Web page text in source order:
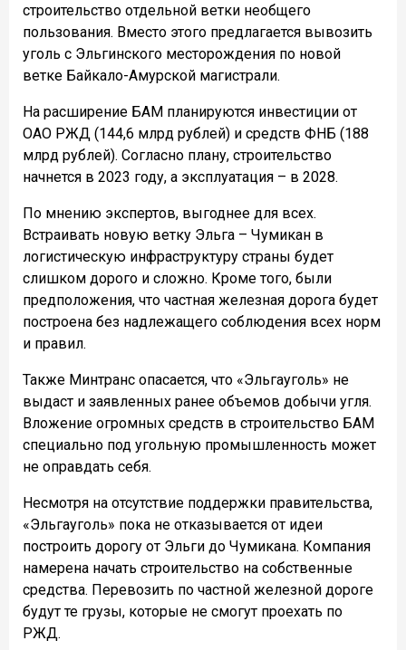
строительство отдельной ветки необщего
пользования. Вместо этого предлагается вывозить
уголь с Эльгинского месторождения по новой
ветке Байкало-Амурской магистрали.
На расширение БАМ планируются инвестиции от
ОАО РЖД (144,6 млрд рублей) и средств ФНБ (188
млрд рублей). Согласно плану, строительство
начнется в 2023 году, а эксплуатация – в 2028.
По мнению экспертов, выгоднее для всех.
Встраивать новую ветку Эльга – Чумикан в
логистическую инфраструктуру страны будет
слишком дорого и сложно. Кроме того, были
предположения, что частная железная дорога будет
построена без надлежащего соблюдения всех норм
и правил.
Также Минтранс опасается, что «Эльгауголь» не
выдаст и заявленных ранее объемов добычи угля.
Вложение огромных средств в строительство БАМ
специально под угольную промышленность может
не оправдать себя.
Несмотря на отсутствие поддержки правительства,
«Эльгауголь» пока не отказывается от идеи
построить дорогу от Эльги до Чумикана. Компания
намерена начать строительство на собственные
средства. Перевозить по частной железной дороге
будут те грузы, которые не смогут проехать по
РЖД.